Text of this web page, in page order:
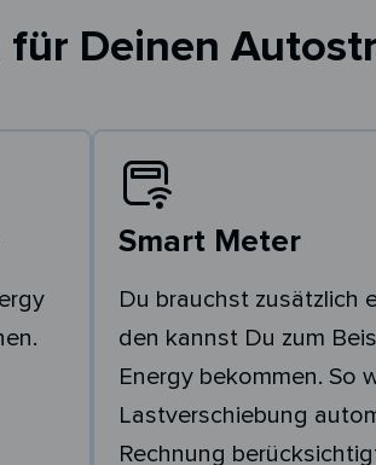
für Deinen
Smart Meter
Du brauchst zusätzlich
den kannst Du zum
Energy bekommen. So
Lastverschiebung
Rechnung